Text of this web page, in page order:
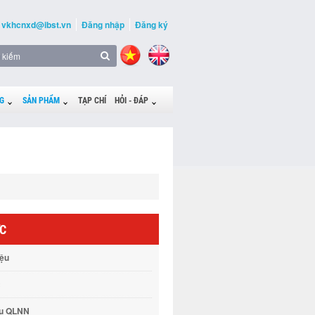
vkhcnxd@ibst.vn Đăng nhập Đăng ký
SẢN PHẨM TẠP CHÍ HỎI - ĐÁP
QLNN